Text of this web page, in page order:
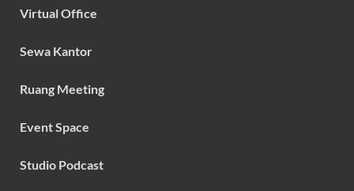
Virtual Office
Sewa Kantor
Ruang Meeting
Event Space
Studio Podcast